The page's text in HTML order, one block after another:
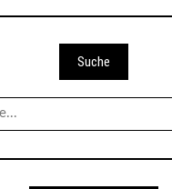
Suche